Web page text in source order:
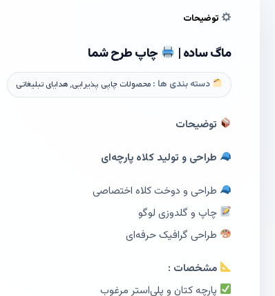
توضیحات
ماگ ساده | چاپ طرح شما
دسته بندی ها :محصولات چاپی پذیرایی,هدایای تبلیغاتی
توضیحات
طراحی و تولید کلاه پارچه‌ای
طراحی و دوخت کلاه اختصاصی
چاپ و گلدوزی لوگو
طراحی گرافیک حرفه‌ای
مشخصات :
پارچه کتان و پلی‌استر مرغوب